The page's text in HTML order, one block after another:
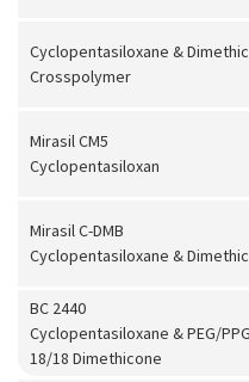
Cyclopentasiloxane &
Crosspolymer
Mirasil CM5
Cyclopentasiloxan
Mirasil C-DMB
Cyclopentasiloxane &
BC 2440
Cyclopentasiloxane & PEG/
18/18 Dimethicone